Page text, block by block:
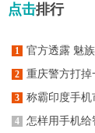
点击排行
1 官方透露 魅
2 重庆警方打
3 称霸印度手机
4 怎样用手机给